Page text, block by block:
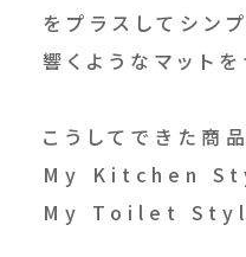
をプラスしてシン
響くようなマットを
こうしてできた商
My Kitchen
My Toilet Style